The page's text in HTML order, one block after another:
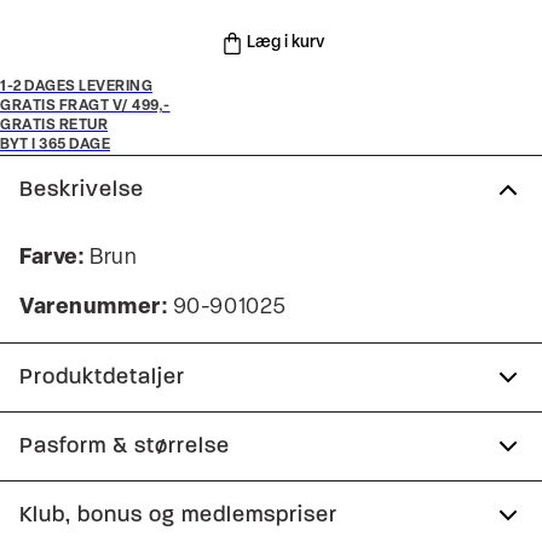
Læg i kurv
1-2 DAGES LEVERING
GRATIS FRAGT V/ 499,-
GRATIS RETUR
BYT I 365 DAGE
Beskrivelse
Farve: Brun
Varenummer: 90-901025
Produktdetaljer
Produktnr.: 0-5-6954
Pasform & størrelse
Størrelsesguide
Klub, bonus og medlemspriser